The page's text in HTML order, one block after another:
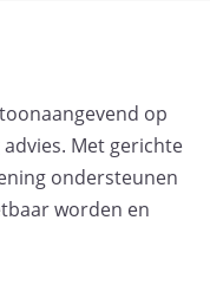
op
Met gerichte
ondersteunen
worden en